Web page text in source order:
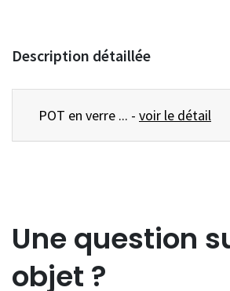
Description détaillée
POT en verre ... - voir le détail
Une question
objet ?